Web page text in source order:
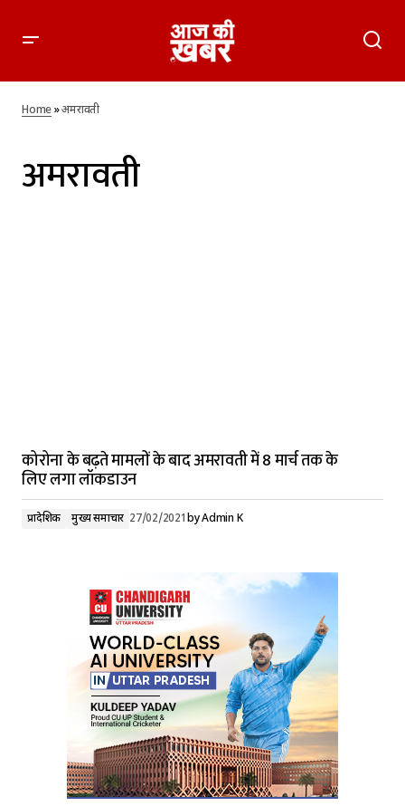
Home»अमरावती
अमरावती
कोरोना के बढ़ते मामलों के बाद अमरावती में 8 मार्च तक के
लिए लगा लॉकडाउन
प्रादेशिक मुख्य समाचार 27/02/2021byAdmin K